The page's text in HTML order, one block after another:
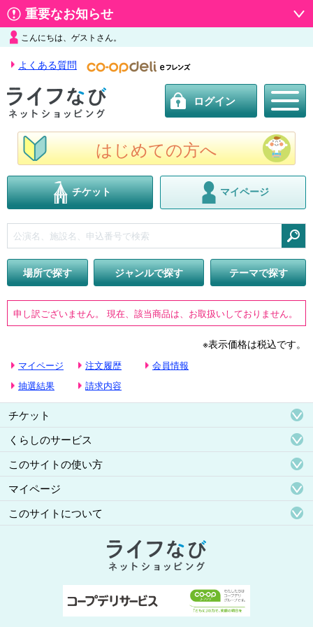
重要なお知らせ
こんにちは、ゲストさん。
よくある質問
ログイン
はじめての方へ
チケット マイページ
場所で探す
ジャンルで探す テーマで探す
申し訳ございません。 現在、該当商品は、お取扱いしておりません。
※表示価格は税込です。
マイページ 注文履歴
会員情報
抽選結果
請求内容
チケット
くらしのサービス
このサイトの使い方
マイページ
このサイトについて